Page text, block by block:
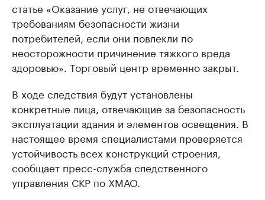
статье «Оказание услуг, не отвечающих
требованиям безопасности жизни
потребителей, если они повлекли по
неосторожности причинение тяжкого вреда
здоровью». Торговый центр временно закрыт.
В ходе следствия будут установлены
конкретные лица, отвечающие за безопасность
эксплуатации здания и элементов освещения. В
настоящее время специалистами проверяется
устойчивость всех конструкций строения,
сообщает пресс-служба следственного
управления СКР по ХМАО.